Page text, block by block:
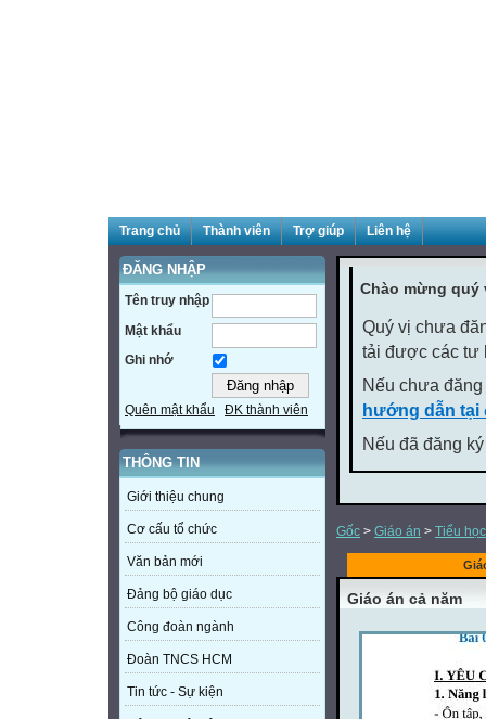
Trang chủ Thành viên Trợ giúp Liên hệ
ĐĂNG NHẬP
Tên truy nhập
Mật khẩu
Ghi nhớ
Quên mật khẩu ĐK thành viên
THÔNG TIN
Giới thiệu chung
Cơ cấu tổ chức
Văn bản mới
Đảng bộ giáo dục
Công đoàn ngành
Đoàn TNCS HCM
Tin tức - Sự kiện
Chào mừng
Quý vị chưa
tải được các tư
Nếu chưa
hướng dẫn tại
Nếu đã đăng
Gốc > Giáo án > Tiểu học
Giáo án cả năm